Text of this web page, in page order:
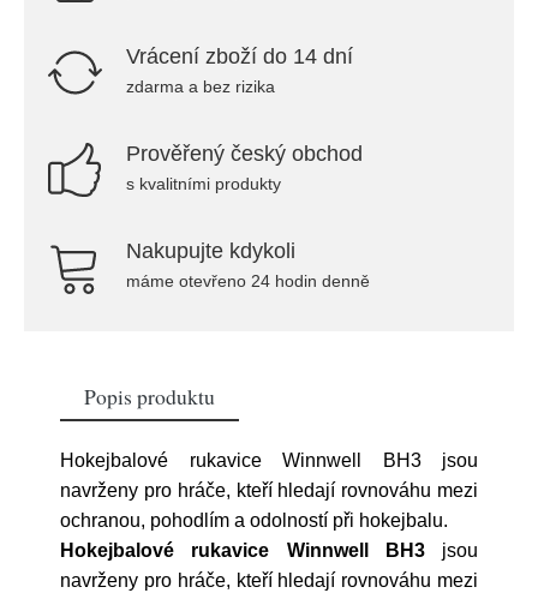
Vrácení zboží do 14 dní
zdarma a bez rizika
Prověřený český obchod
s kvalitními produkty
Nakupujte kdykoli
máme otevřeno 24 hodin denně
Popis produktu
Hokejbalové rukavice Winnwell BH3 jsou
navrženy pro hráče, kteří hledají rovnováhu mezi
ochranou, pohodlím a odolností při hokejbalu.
Hokejbalové rukavice Winnwell BH3jsou
navrženy pro hráče, kteří hledají rovnováhu mezi